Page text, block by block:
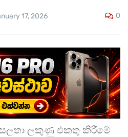
17, 2026 0
ලකුණු එකතු කිරීමේ